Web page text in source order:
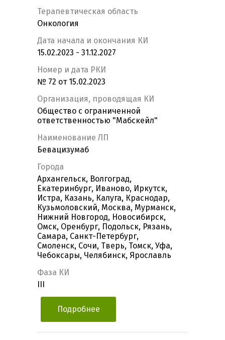
Терапевтическая область
Онкология
Дата начала и окончания КИ
15.02.2023 - 31.12.2027
Номер и дата РКИ
№ 72 от 15.02.2023
Организация, проводящая КИ
Общество с ограниченной
ответственностью "Мабскейл"
Наименование ЛП
Бевацизумаб
Города
Архангельск, Волгоград,
Екатеринбург, Иваново, Иркутск,
Истра, Казань, Калуга, Краснодар,
Кузьмоловский, Москва, Мурманск,
Нижний Новгород, Новосибирск,
Омск, Оренбург, Подольск, Рязань,
Самара, Санкт-Петербург,
Смоленск, Сочи, Тверь, Томск, Уфа,
Чебоксары, Челябинск, Ярославль
Фаза КИ
Подробнее